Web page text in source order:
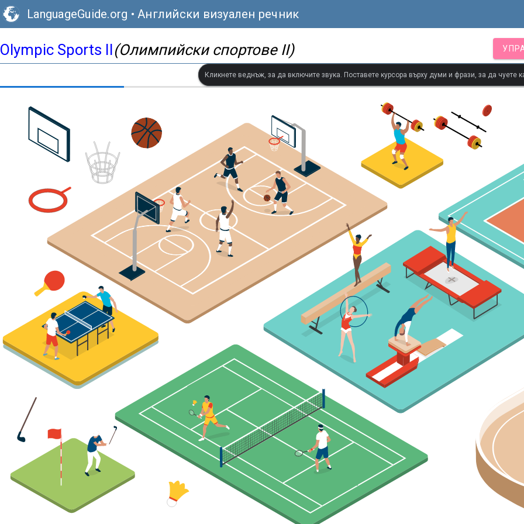
LanguageGuide.org • Английски визуален речник
Olympic Sports II(Олимпийски спортове II)
Кликнете веднъж, за да включите звука. Поставете курсора върху думи и фрази, за да чуете